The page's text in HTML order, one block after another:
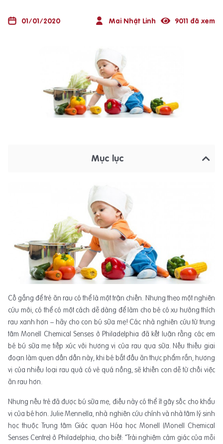
01/01/2020 Mai Nhật Linh 9011 đã xem
Mục lục
Cố gắng để trẻ ăn rau có thể là một trận chiến. Nhưng theo một nghiên
cứu mới, có thể có một cách dễ dàng để làm cho bé có xu hướng thích
rau xanh hơn – hãy cho con bú sữa mẹ! Các nhà nghiên cứu từ trung
tâm Monell Chemical Senses ở Philadelphia đã kết luận rằng các em
bé bú sữa mẹ tiếp xúc với hương vị của rau qua sữa. Nếu thiếu giai
đoạn làm quen dần dần này, khi bé bắt đầu ăn thực phẩm rắn, hương
vị của nhiều loại rau quả có vẻ quá nồng, sẽ khiến con dễ từ chối việc
ăn rau hơn.
Nhưng nếu trẻ đã được bú sữa mẹ, điều này có thể ít gây sốc cho khẩu
vị của bé hơn. Julie Mennella, nhà nghiên cứu chính và nhà tâm lý sinh
học thuộc Trung tâm Giác quan Hóa học Monell (Monell Chemical
Senses Centre) ở Philadelphia, cho biết: “Trải nghiệm cảm giác của mỗi